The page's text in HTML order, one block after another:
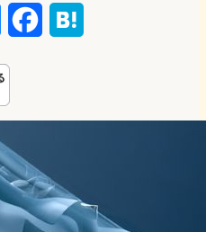
u
e
s
k
e
o
o
e